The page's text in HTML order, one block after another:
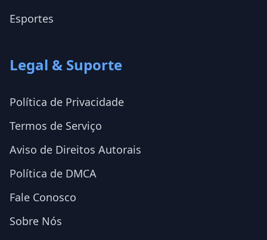
Esportes
Legal & Suporte
Política de Privacidade
Termos de Serviço
Aviso de Direitos Autorais
Política de DMCA
Fale Conosco
Sobre Nós